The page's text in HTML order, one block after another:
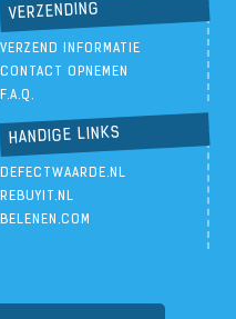
VERZENDING
VERZEND INFORMATIE
CONTACT OPNEMEN
F.A.Q.
HANDIGE LINKS
DEFECTWAARDE.NL
REBUYIT.NL
BELENEN.COM